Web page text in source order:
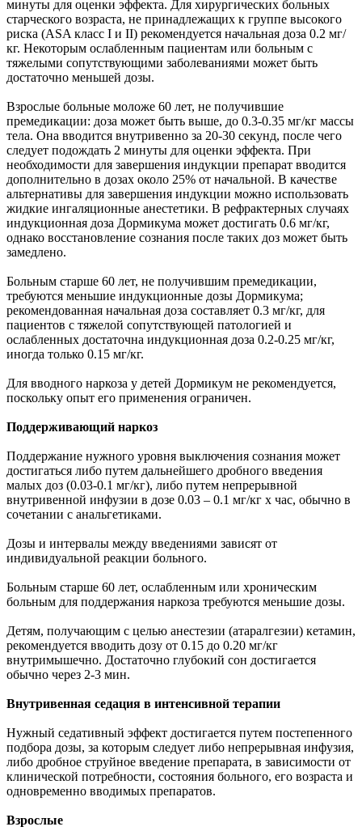
минуты для оценки эффекта. Для хирургических больных
старческого возраста, не принадлежащих к группе высокого
риска (ASA класс I и II) рекомендуется начальная доза 0.2 мг/
кг. Некоторым ослабленным пациентам или больным с
тяжелыми сопутствующими заболеваниями может быть
достаточно меньшей дозы.
Взрослые больные моложе 60 лет, не получившие
премедикации: доза может быть выше, до 0.3-0.35 мг/кг массы
тела. Она вводится внутривенно за 20-30 секунд, после чего
следует подождать 2 минуты для оценки эффекта. При
необходимости для завершения индукции препарат вводится
дополнительно в дозах около 25% от начальной. В качестве
альтернативы для завершения индукции можно использовать
жидкие ингаляционные анестетики. В рефрактерных случаях
индукционная доза Дормикума может достигать 0.6 мг/кг,
однако восстановление сознания после таких доз может быть
замедлено.
Больным старше 60 лет, не получившим премедикации,
требуются меньшие индукционные дозы Дормикума;
рекомендованная начальная доза составляет 0.3 мг/кг, для
пациентов с тяжелой сопутствующей патологией и
ослабленных достаточна индукционная доза 0.2-0.25 мг/кг,
иногда только 0.15 мг/кг.
Для вводного наркоза у детей Дормикум не рекомендуется,
поскольку опыт его применения ограничен.
Поддерживающий наркоз
Поддержание нужного уровня выключения сознания может
достигаться либо путем дальнейшего дробного введения
малых доз (0.03-0.1 мг/кг), либо путем непрерывной
внутривенной инфузии в дозе 0.03 – 0.1 мг/кг х час, обычно в
сочетании с анальгетиками.
Дозы и интервалы между введениями зависят от
индивидуальной реакции больного.
Больным старше 60 лет, ослабленным или хроническим
больным для поддержания наркоза требуются меньшие дозы.
Детям, получающим с целью анестезии (атаралгезии) кетамин,
рекомендуется вводить дозу от 0.15 до 0.20 мг/кг
внутримышечно. Достаточно глубокий сон достигается
обычно через 2-3 мин.
Внутривенная седация в интенсивной терапии
Нужный седативный эффект достигается путем постепенного
подбора дозы, за которым следует либо непрерывная инфузия,
либо дробное струйное введение препарата, в зависимости от
клинической потребности, состояния больного, его возраста и
одновременно вводимых препаратов.
Взрослые